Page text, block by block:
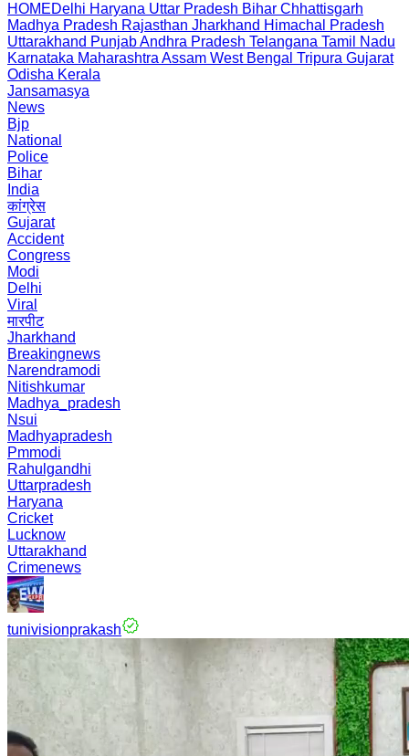
HOMEDelhi Haryana Uttar Pradesh Bihar Chhattisgarh
Madhya Pradesh Rajasthan Jharkhand Himachal Pradesh
Uttarakhand PunjabAndhra Pradesh Telangana Tamil Nadu
Karnataka Maharashtra Assam West Bengal Tripura Gujarat
Odisha Kerala
Jansamasya
News
Bjp
National
Police
Bihar
India
कांग्रेस
Gujarat
Accident
Congress
Modi
Delhi
Viral
मारपीट
Jharkhand
Breakingnews
Narendramodi
Nitishkumar
Madhya_pradesh
Nsui
Madhyapradesh
Pmmodi
Rahulgandhi
Uttarpradesh
Haryana
Cricket
Lucknow
Uttarakhand
Crimenews
tunivisionprakash